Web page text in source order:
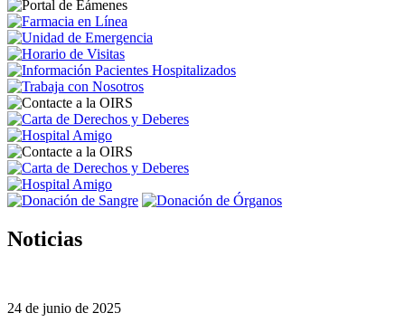
Noticias
24 de junio de 2025